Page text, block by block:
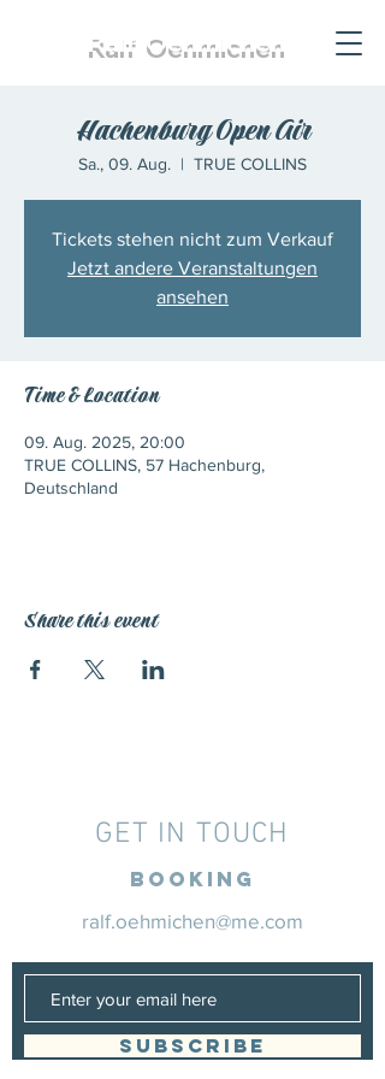
Ralf Oehmichen
Hachenburg Open Air
Sa., 09. Aug.
  |
TRUE COLLINS
Tickets stehen nicht zum Verkauf
Jetzt andere Veranstaltungen
ansehen
Time & Location
09. Aug. 2025, 20:00
TRUE COLLINS, 57 Hachenburg,
Deutschland
Share this event
GET IN TOUCH
Booking
ralf.oehmichen@me.com
SUBSCRIBE